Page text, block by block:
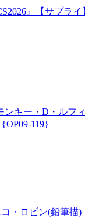
』【サプライ
ンキー・D・ルフ
119}
コ・ロビン(鉛筆描)